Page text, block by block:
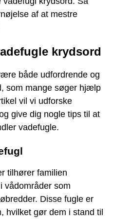
af at mestre
krydsord
både udfordrende og
som mange søger hjælp
vil vi udforske
give dig nogle tips til at
vadefugle.
tilhører familien
vådområder som
Disse fugle er
hvilket gør dem i stand til